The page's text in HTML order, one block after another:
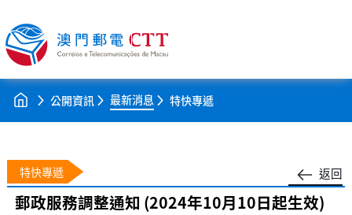
公開資訊 最新消息 特快專遞
返回
特快專遞
郵政服務調整通知 (2024年10月10日起生效)